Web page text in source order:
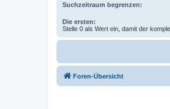
Suchzeitraum begrenzen:
Die ersten:
Stelle 0 als Wert ein, damit der
Foren-Übersicht